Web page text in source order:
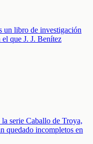
un libro de investigación
que J. J. Benítez
serie Caballo de Troya,
quedado incompletos en